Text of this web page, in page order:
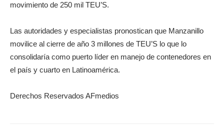
movimiento de 250 mil TEU’S.
Las autoridades y especialistas pronostican que Manzanillo
movilice al cierre de año 3 millones de TEU’S lo que lo
consolidaría como puerto líder en manejo de contenedores en
el país y cuarto en Latinoamérica.
Derechos Reservados AFmedios